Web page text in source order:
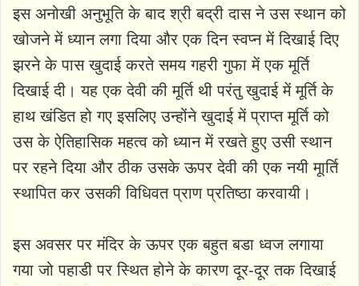
इस अनोखी अनुभूति के बाद श्री बद्री दास ने उस स्थान को
खोजने में ध्यान लगा दिया और एक दिन स्वप्न में दिखाई दिए
झरने के पास खुदाई करते समय गहरी गुफा में एक मूर्ति
दिखाई दी। यह एक देवी की मूर्ति थी परंतु खुदाई में मूर्ति के
हाथ खंडित हो गए इसलिए उन्होंने खुदाई में प्राप्त मूर्ति को
उस के ऐतिहासिक महत्व को ध्यान में रखते हुए उसी स्थान
पर रहने दिया और ठीक उसके ऊपर देवी की एक नयी मूार्ति
स्थापित कर उसकी विधिवत प्राण प्रतिष्ठा करवायी।
इस अवसर पर मंदिर के ऊपर एक बहुत बडा ध्वज लगाया
गया जो पहाडी पर स्थित होने के कारण दूर-दूर तक दिखाई